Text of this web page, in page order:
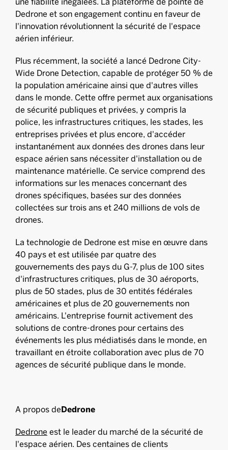
Dedrone et son engagement continu en faveur de
l'innovation révolutionnent la sécurité de l'espace
aérien inférieur.
Plus récemment, la société a lancé Dedrone City-
Wide Drone Detection, capable de protéger 50 % de
la population américaine ainsi que d'autres villes
dans le monde. Cette offre permet aux organisations
de sécurité publiques et privées, y compris la
police, les infrastructures critiques, les stades, les
entreprises privées et plus encore, d'accéder
instantanément aux données des drones dans leur
espace aérien sans nécessiter d'installation ou de
maintenance matérielle. Ce service comprend des
informations sur les menaces concernant des
drones spécifiques, basées sur des données
collectées sur trois ans et 240 millions de vols de
drones.
La technologie de Dedrone est mise en œuvre dans
40 pays et est utilisée par quatre des
gouvernements des pays du G-7, plus de 100 sites
d'infrastructures critiques, plus de 30 aéroports,
plus de 50 stades, plus de 30 entités fédérales
américaines et plus de 20 gouvernements non
américains. L'entreprise fournit activement des
solutions de contre-drones pour certains des
événements les plus médiatisés dans le monde, en
travaillant en étroite collaboration avec plus de 70
agences de sécurité publique dans le monde.
‍A propos deDedrone
Dedrone est le leader du marché de la sécurité de
l'espace aérien. Des centaines de clients